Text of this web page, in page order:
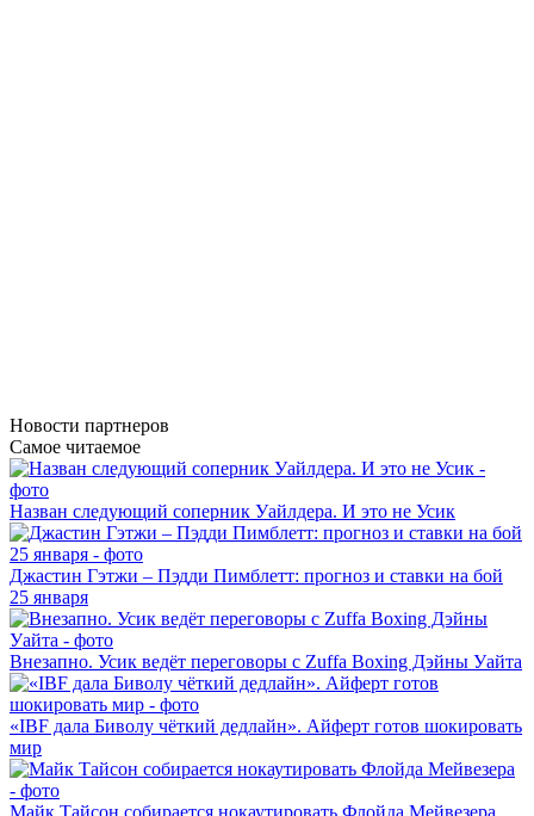
Новости партнеров
Самое читаемое
Назван следующий соперник Уайлдера. И это не Усик
Джастин Гэтжи – Пэдди Пимблетт: прогноз и ставки на бой
25 января
Внезапно. Усик ведёт переговоры с Zuffa Boxing Дэйны Уайта
«IBF дала Биволу чёткий дедлайн». Айферт готов шокировать
мир
Майк Тайсон собирается нокаутировать Флойда Мейвезера